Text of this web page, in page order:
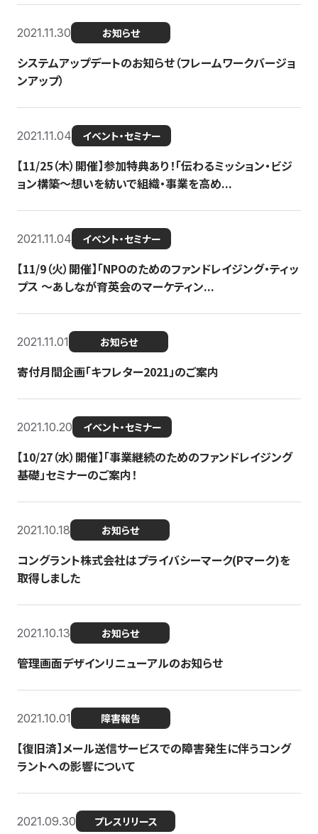
2021.11.30 お知らせ
システムアップデートのお知らせ（フレームワークバージョ
ンアップ）
2021.11.04 イベント・セミナー
【11/25（木）開催】参加特典あり！「伝わるミッション・ビジ
ョン構築〜想いを紡いで組織・事業を高め...
2021.11.04 イベント・セミナー
【11/9（火）開催】「NPOのためのファンドレイジング・ティッ
プス 〜あしなが育英会のマーケティン...
2021.11.01 お知らせ
寄付月間企画「キフレター2021」のご案内
2021.10.20 イベント・セミナー
【10/27（水）開催】「事業継続のためのファンドレイジング
基礎」セミナーのご案内！
2021.10.18 お知らせ
コングラント株式会社はプライバシーマーク(Pマーク)を
取得しました
2021.10.13 お知らせ
管理画面デザインリニューアルのお知らせ
2021.10.01 障害報告
【復旧済】メール送信サービスでの障害発生に伴うコング
ラントへの影響について
2021.09.30 プレスリリース